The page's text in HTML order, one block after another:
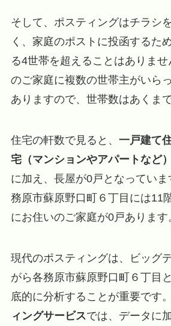
そして、ポスティングはチラシ
く、家庭のポストに投函するた
る4世帯を超えることはありま
のご家庭に複数の世帯主がいら
ありますので、世帯数はあくま
住宅の軒数で見ると、 一戸建て
宅（マンションやアパートなど
に加え、長屋が0戸となってい
務原市蘇原野口町６丁目には11
にお住いのご家庭が0戸あります
現代のポスティングは、ビッグ
がら各務原市蘇原野口町６丁目
底的に分析することが重要です。
ィングサービスでは、データに